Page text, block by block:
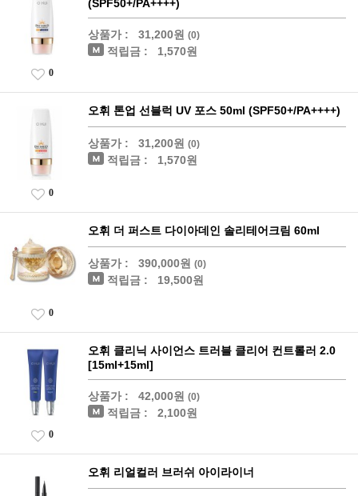
(SPF50+/PA++++)
상품가 : 31,200원 (0)
적립금 : 1,570원
0
오휘 톤업 선블럭 UV 포스 50ml (SPF50+/PA++++)
상품가 : 31,200원 (0)
적립금 : 1,570원
0
오휘 더 퍼스트 다이아데인 솔리테어크림 60ml
상품가 : 390,000원 (0)
적립금 : 19,500원
0
오휘 클리닉 사이언스 트러블 클리어 컨트롤러 2.0
[15ml+15ml]
상품가 : 42,000원 (0)
적립금 : 2,100원
0
오휘 리얼컬러 브러쉬 아이라이너